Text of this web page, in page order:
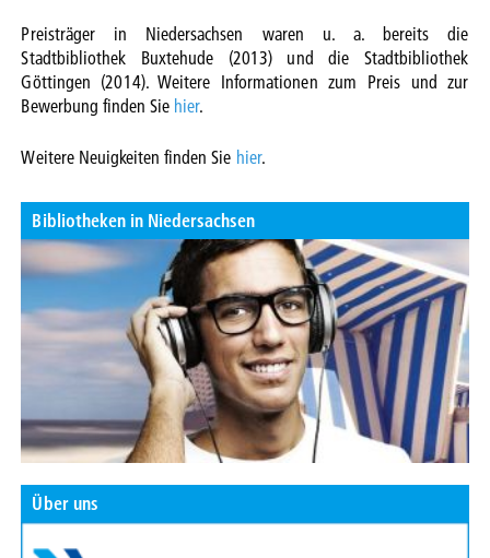
Preisträger in Niedersachsen waren u. a. bereits die
Stadtbibliothek Buxtehude (2013) und die Stadtbibliothek
Göttingen (2014). Weitere Informationen zum Preis und zur
Bewerbung finden Sie hier.
Weitere Neuigkeiten finden Sie hier.
Bibliotheken in Niedersachsen
Über uns